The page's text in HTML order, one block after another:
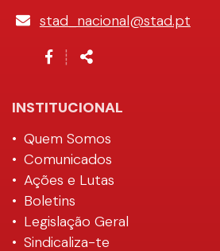
E-
stad_nacional@stad.pt
Siga-┊
Partilhar
INSTITUCIONAL
Quem Somos
Comunicados
Ações e Lutas
Boletins
Legislação Geral
Sindicaliza-te